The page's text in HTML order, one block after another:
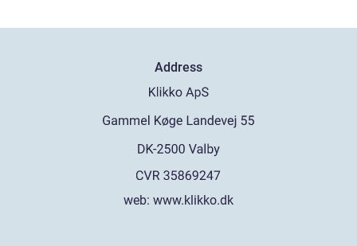
Address
web: www.klikko.dk